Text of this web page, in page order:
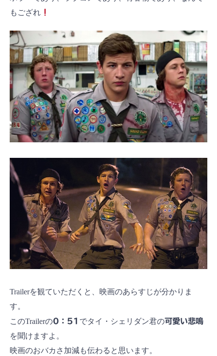
もござれ
Trailerを観ていただくと、映画のあらすじが分かりま
す。
このTrailerの0：51 でタイ・シェリダン君の可愛い悲鳴
を聞けますよ。
映画のおバカさ加減も伝わると思います。